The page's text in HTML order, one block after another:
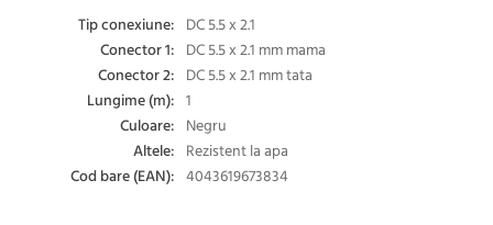
Tip conexiune: DC 5.5 x 2.1
Conector 1: DC 5.5 x 2.1 mm mama
Conector 2: DC 5.5 x 2.1 mm tata
Lungime (m): 1
Culoare: Negru
Altele: Rezistent la apa
Cod bare (EAN): 4043619673834